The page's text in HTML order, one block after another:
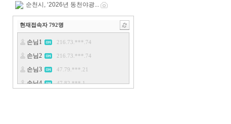
순천시, ‘2026년 동천야광...
현재접속자 792명